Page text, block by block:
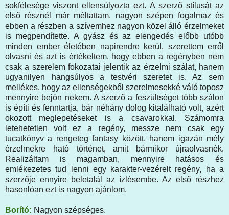
sokfélesége viszont ellensúlyozta ezt. A szerző stílusát az
első résznél már méltattam, nagyon szépen fogalmaz és
ebben a részben a szívemhez nagyon közel álló érzelmeket
is megpendítette. A gyász és az elengedés előbb utóbb
minden ember életében napirendre kerül, szerettem erről
olvasni és azt is értékeltem, hogy ebben a regényben nem
csak a szerelem fokozatai jelentik az érzelmi szálat, hanem
ugyanilyen hangsúlyos a testvéri szeretet is. Az sem
mellékes, hogy az ellenségekből szerelmesekké váló toposz
mennyire bejön nekem. A szerző a feszültséget több szálon
is építi és fenntartja, bár néhány dolog kitalálható volt, azért
okozott meglepetéseket is a csavarokkal. Számomra
letehetetlen volt ez a regény, messze nem csak egy
tucatkönyv a rengeteg fantasy között, hanem igazán mély
érzelmekre ható történet, amit bármikor újraolvasnék.
Realizáltam is magamban, mennyire hatásos és
emlékezetes tud lenni egy karakter-vezérelt regény, ha a
szerzője ennyire beletalál az ízlésembe. Az első részhez
hasonlóan ezt is nagyon ajánlom.
Borító: Nagyon szépséges.